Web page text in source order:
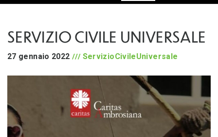
SERVIZIO CIVILE UNIVERSALE
27 gennaio 2022 ServizioCivileUniversale